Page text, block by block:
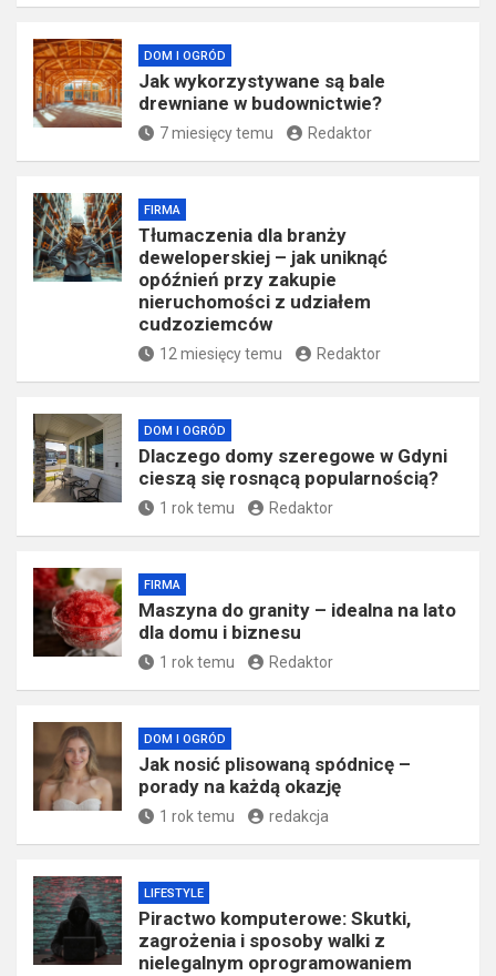
DOM I OGRÓD
Jak wykorzystywane są bale
drewniane w budownictwie?
7 miesięcy temu Redaktor
FIRMA
Tłumaczenia dla branży
deweloperskiej – jak uniknąć
opóźnień przy zakupie
nieruchomości z udziałem
cudzoziemców
12 miesięcy temu Redaktor
DOM I OGRÓD
Dlaczego domy szeregowe w Gdyni
cieszą się rosnącą popularnością?
1 rok temu Redaktor
FIRMA
​Maszyna do granity – idealna na lato
dla domu i biznesu
1 rok temu Redaktor
DOM I OGRÓD
Jak nosić plisowaną spódnicę –
porady na każdą okazję
1 rok temu redakcja
LIFESTYLE
Piractwo komputerowe: Skutki,
zagrożenia i sposoby walki z
nielegalnym oprogramowaniem